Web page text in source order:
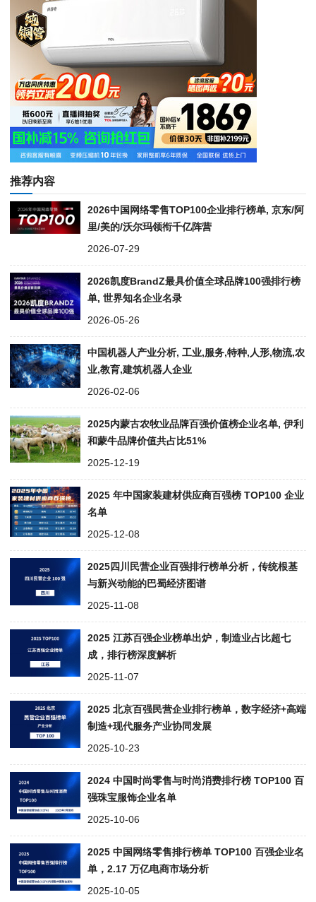
推荐内容
2026中国网络零售TOP100企业排行榜单, 京东/阿
里/美的/沃尔玛领衔千亿阵营
2026-07-29
2026凯度BrandZ最具价值全球品牌100强排行榜
单, 世界知名企业名录
2026-05-26
中国机器人产业分析, 工业,服务,特种,人形,物流,农
业,教育,建筑机器人企业
2026-02-06
2025内蒙古农牧业品牌百强价值榜企业名单, 伊利
和蒙牛品牌价值共占比51%
2025-12-19
2025 年中国家装建材供应商百强榜 TOP100 企业
名单
2025-12-08
2025四川民营企业百强排行榜单分析，传统根基
与新兴动能的巴蜀经济图谱
2025-11-08
2025 江苏百强企业榜单出炉，制造业占比超七
成，排行榜深度解析
2025-11-07
2025 北京百强民营企业排行榜单，数字经济+高端
制造+现代服务产业协同发展
2025-10-23
2024 中国时尚零售与时尚消费排行榜 TOP100 百
强珠宝服饰企业名单
2025-10-06
2025 中国网络零售排行榜单 TOP100 百强企业名
单，2.17 万亿电商市场分析
2025-10-05